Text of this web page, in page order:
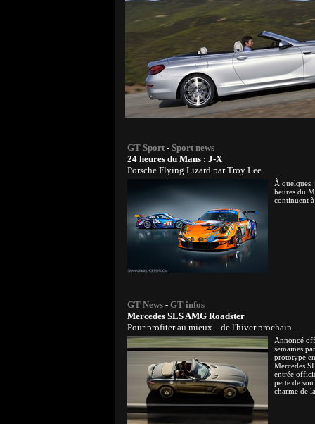
GT Sport - Sport news
24 heures du Mans : J-X
Porsche Flying Lizard par Troy Lee
À quelques
heures du
continuent
GT News - GT infos
Mercedes SLS AMG Roadster
Pour profiter au mieux... de l'hiver prochain.
Annoncé
semaines
prototype
Mercedes
entrée
perte de
charme de